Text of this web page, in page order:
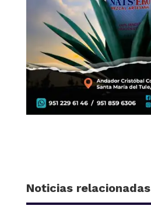
Noticias relacionadas